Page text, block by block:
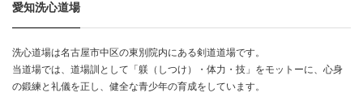
愛知洗心道場
洗心道場は名古屋市中区の東別院内にある剣道道場です。
当道場では、道場訓として「躾（しつけ）・体力・技」をモットーに、心身
の鍛練と礼儀を正し、健全な青少年の育成をしています。